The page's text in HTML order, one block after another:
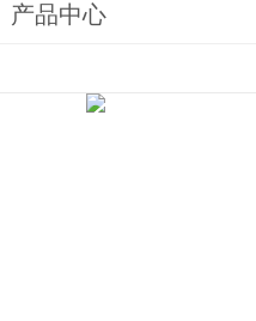
产品中心